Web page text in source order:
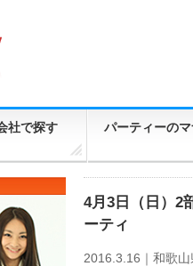
社で探す パーティーの
4月3日（日）2
ーティ
2016.3.16｜ 和歌山